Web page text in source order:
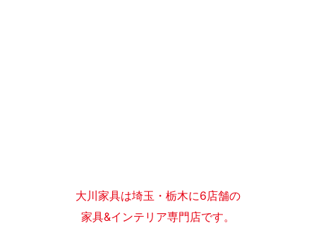
大川家具は埼玉・栃木に6店舗の
家具&インテリア専門店です。